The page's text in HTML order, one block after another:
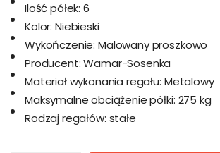
Ilość półek: 6
Kolor: Niebieski
Wykończenie: Malowany proszkowo
Producent: Wamar-Sosenka
Materiał wykonania regału: Metalowy
Maksymalne obciążenie półki: 275 kg
Rodzaj regałów: stałe